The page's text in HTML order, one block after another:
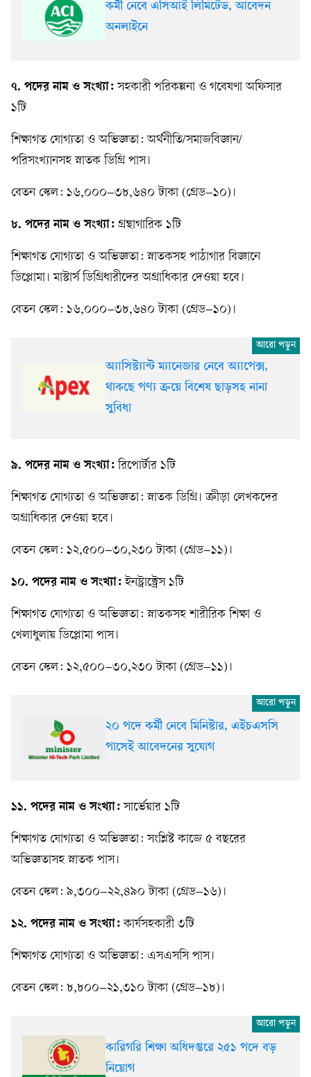
কর্মী নেবে এসিআই লিমিটেড, আবেদন
অনলাইনে
৭. পদের নাম ও সংখ্যা: সহকারী পরিকল্পনা ও গবেষণা অফিসার
১টি
শিক্ষাগত যোগ্যতা ও অভিজ্ঞতা: অর্থনীতি/সমাজবিজ্ঞান/
পরিসংখ্যানসহ স্নাতক ডিগ্রি পাস।
বেতন স্কেল: ১৬,০০০–৩৮,৬৪০ টাকা (গ্রেড–১০)।
৮. পদের নাম ও সংখ্যা: গ্রন্থাগারিক ১টি
শিক্ষাগত যোগ্যতা ও অভিজ্ঞতা: স্নাতকসহ পাঠাগার বিজ্ঞানে
ডিপ্লোমা। মাস্টার্স ডিগ্রিধারীদের অগ্রাধিকার দেওয়া হবে।
বেতন স্কেল: ১৬,০০০–৩৮,৬৪০ টাকা (গ্রেড–১০)।
অ্যাসিস্ট্যান্ট ম্যানেজার নেবে অ্যাপেক্স,
থাকছে পণ্য ক্রয়ে বিশেষ ছাড়সহ নানা
সুবিধা
৯. পদের নাম ও সংখ্যা: রিপোর্টার ১টি
শিক্ষাগত যোগ্যতা ও অভিজ্ঞতা: স্নাতক ডিগ্রি। ক্রীড়া লেখকদের
অগ্রাধিকার দেওয়া হবে।
বেতন স্কেল: ১২,৫০০–৩০,২৩০ টাকা (গ্রেড–১১)।
১০. পদের নাম ও সংখ্যা: ইনস্ট্রাক্ট্রেস ১টি
শিক্ষাগত যোগ্যতা ও অভিজ্ঞতা: স্নাতকসহ শারীরিক শিক্ষা ও
খেলাধুলায় ডিপ্লোমা পাস।
বেতন স্কেল: ১২,৫০০–৩০,২৩০ টাকা (গ্রেড–১১)।
২০ পদে কর্মী নেবে মিনিস্টার, এইচএসসি
পাসেই আবেদনের সুযোগ
১১. পদের নাম ও সংখ্যা: সার্ভেয়ার ১টি
শিক্ষাগত যোগ্যতা ও অভিজ্ঞতা: সংশ্লিষ্ট কাজে ৫ বছরের
অভিজ্ঞতাসহ স্নাতক পাস।
বেতন স্কেল: ৯,৩০০–২২,৪৯০ টাকা (গ্রেড–১৬)।
১২. পদের নাম ও সংখ্যা: কার্যসহকারী ৩টি
শিক্ষাগত যোগ্যতা ও অভিজ্ঞতা: এসএসসি পাস।
বেতন স্কেল: ৮,৮০০–২১,৩১০ টাকা (গ্রেড–১৮)।
কারিগরি শিক্ষা অধিদপ্তরে ২৫১ পদে বড়
নিয়োগ